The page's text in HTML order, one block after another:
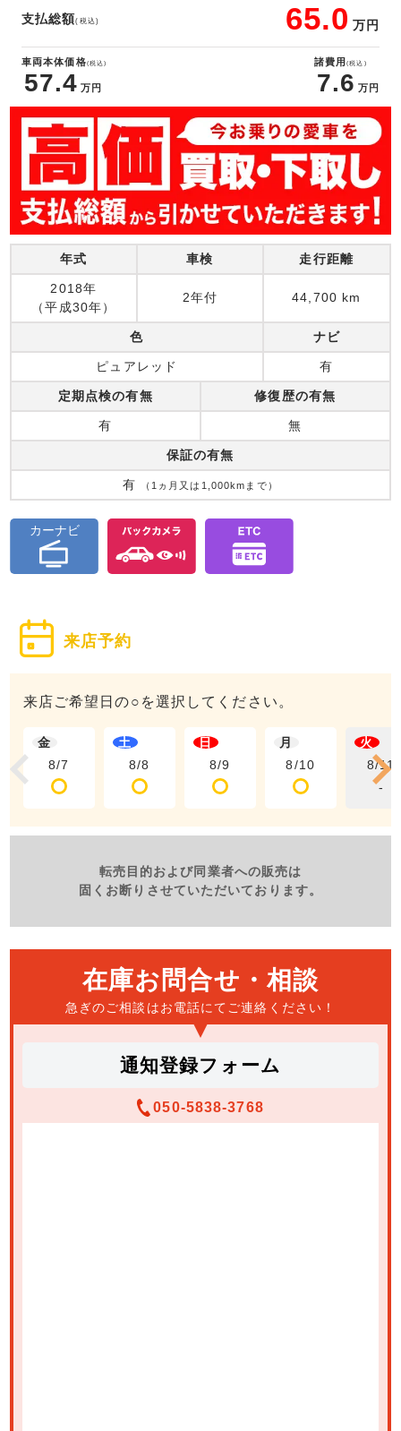
支払総額(税込) 65.0 万円
車両本体価格(税込)
57.4 万円
諸費用(税込)
7.6 万円
年式 車検 走行距離
2018年
（平成30年）
2年付 44,700 km
色 ナビ
ピュアレッド 有
定期点検の有無 修復歴の有無
有 無
保証の有無
有 （1ヵ月又は1,000kmまで）
来店予約
来店ご希望日の○を選択してください。
金
8/7
土
8/8
日
8/9
月
8/10
火
8/11
-
転売目的および同業者への販売は
固くお断りさせていただいております。
在庫お問合せ・相談
急ぎのご相談はお電話にて ご連絡ください！
通知登録フォーム
050-5838-3768